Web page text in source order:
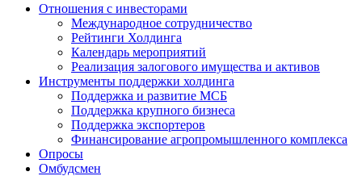
Отношения с инвесторами
Международное сотрудничество
Рейтинги Холдинга
Календарь мероприятий
Реализация залогового имущества и активов
Инструменты поддержки холдинга
Поддержка и развитие МСБ
Поддержка крупного бизнеса
Поддержка экспортеров
Финансирование агропромышленного комплекса
Опросы
Омбудсмен